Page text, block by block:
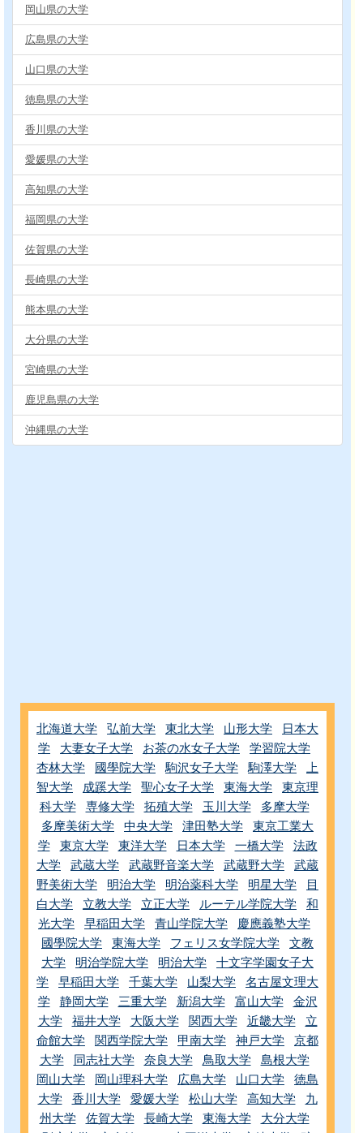
岡山県の大学
広島県の大学
山口県の大学
徳島県の大学
香川県の大学
愛媛県の大学
高知県の大学
福岡県の大学
佐賀県の大学
長崎県の大学
熊本県の大学
大分県の大学
宮崎県の大学
鹿児島県の大学
沖縄県の大学
北海道大学 弘前大学 東北大学 山形大学
日本大
学
大妻女子大学 お茶の水女子大学
学習院大学
杏林大学
國學院大学 駒沢女子大学 駒澤大学
上
智大学
成蹊大学 聖心女子大学 東海大学
東京理
科大学
専修大学 拓殖大学 玉川大学
多摩大学
多摩美術大学
中央大学 津田塾大学
東京工業大
学
東京大学 東洋大学 日本大学 一橋大学
法政
大学
武蔵大学 武蔵野音楽大学 武蔵野大学
武蔵
野美術大学
明治大学 明治薬科大学 明星大学
目
白大学
立教大学 立正大学 ルーテル学院大学
和
光大学
早稲田大学 青山学院大学
慶應義塾大学
國學院大学
東海大学 フェリス女学院大学
文教
大学
明治学院大学 明治大学
十文字学園女子大
学
早稲田大学 千葉大学 山梨大学
名古屋文理大
学
静岡大学 三重大学 新潟大学 富山大学
金沢
大学
福井大学 大阪大学 関西大学 近畿大学
立
命館大学
関西学院大学 甲南大学 神戸大学
京都
大学
同志社大学 奈良大学 鳥取大学
島根大学
岡山大学
岡山理科大学 広島大学 山口大学
徳島
大学
香川大学 愛媛大学 松山大学 高知大学
九
州大学
佐賀大学 長崎大学 東海大学
大分大学